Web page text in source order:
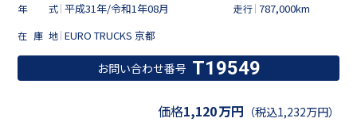
年式 平成31年/令和1年08月 走行 787,000km
在庫地 EURO TRUCKS 京都
お問い合わせ番号 T19549
価格1,120万円 （税込1,232万円）